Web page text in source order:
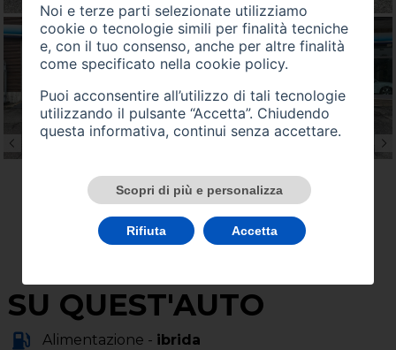
SU QUEST'AUTO
Alimentazione - ibrida
Noi e terze parti selezionate utilizziamo
cookie o tecnologie simili per finalità tecniche
e, con il tuo consenso, anche per altre finalità
come specificato nella cookie policy.
Puoi acconsentire all’utilizzo di tali tecnologie
utilizzando il pulsante “Accetta”. Chiudendo
questa informativa, continui senza accettare.
Scopri di più e personalizza
Rifiuta Accetta